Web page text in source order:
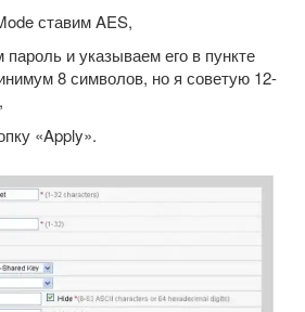
ставим AES,
и указываем его в пункте
8 символов, но я советую 12-
«Apply».